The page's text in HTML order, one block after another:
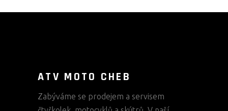
ATV MOTO CHEB
Zabýváme se prodejem a servisem